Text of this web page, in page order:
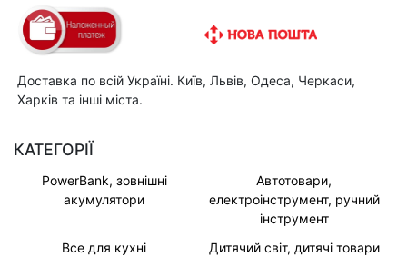
Доставка по всій Україні. Київ, Львів, Одеса, Черкаси,
Харків та інші міста.
КАТЕГОРІЇ
PowerBank, зовнішні
акумулятори
Автотовари,
електроінструмент, ручний
інструмент
Все для кухні
Дитячий світ, дитячі товари